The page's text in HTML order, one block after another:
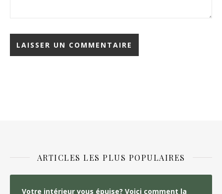
ARTICLES LES PLUS POPULAIRES
Votre intérieur vous épuise? Voici comment la